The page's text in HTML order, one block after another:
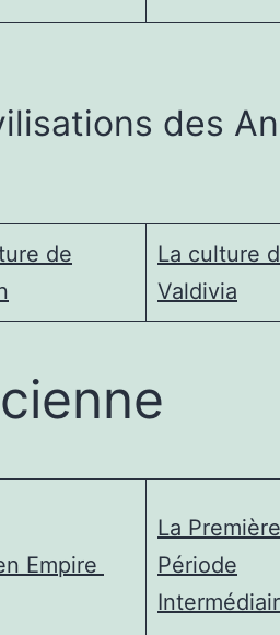
des
de
La culture
Valdivia
Empire
La Première
Période